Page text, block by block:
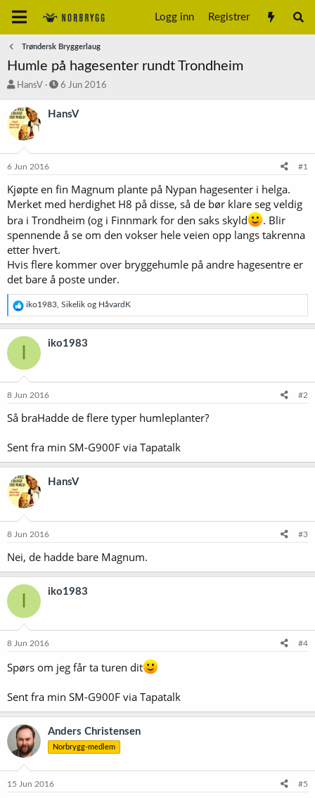
Logg inn Registrer
Trøndersk Bryggerlaug
Humle på hagesenter rundt Trondheim
T
å
d
s
t
r
HansV
S
a
o
6 Jun 2016
HansV
6 Jun 2016 #1
Kjøpte en fin Magnum plante på Nypan hagesenter i helga.
Merket med herdighet H8 på disse, så de bør klare seg veldig
bra i Trondheim (og i Finnmark for den saks skyld
. Blir
spennende å se om den vokser hele veien opp langs takrenna
etter hvert.
Hvis flere kommer over bryggehumle på andre hagesentre er
det bare å poste under.
R
e
a
k
o
e
:
iko1983 Sikelik og HåvardK
I iko1983
8 Jun 2016 #2
Så braHadde de flere typer humleplanter?
Sent fra min SM-G900F via Tapatalk
HansV
8 Jun 2016 #3
Nei, de hadde bare Magnum.
I iko1983
8 Jun 2016 #4
Spørs om jeg får ta turen dit
Sent fra min SM-G900F via Tapatalk
Anders Christensen
Norbrygg-medlem
15 Jun 2016 #5